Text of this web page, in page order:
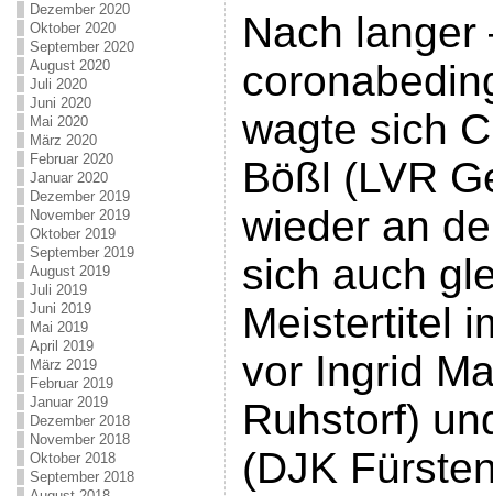
Dezember 2020
Oktober 2020
September 2020
August 2020
Juli 2020
Juni 2020
Mai 2020
März 2020
Februar 2020
Januar 2020
Dezember 2019
November 2019
Oktober 2019
September 2019
August 2019
Juli 2019
Juni 2019
Mai 2019
April 2019
März 2019
Februar 2019
Januar 2019
Dezember 2018
November 2018
Oktober 2018
September 2018
Nach langer
wagte sich
Bößl (LVR
wieder an
sich auch
Meistertitel
vor Ingrid
Ruhstorf)
(DJK